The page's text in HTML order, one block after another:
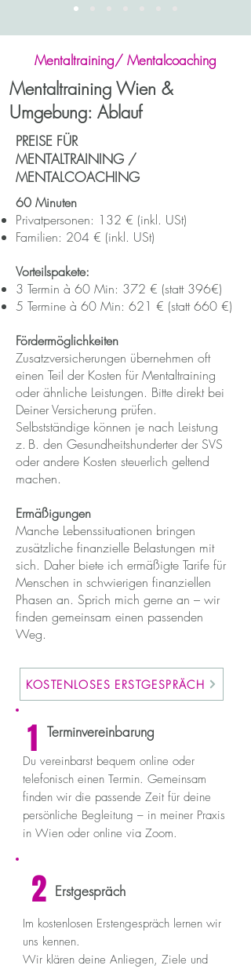
Mentaltraining/ Mentalcoaching
Mentaltraining Wien &
Umgebung: Ablauf
PREISE FÜR
MENTALTRAINING /
MENTALCOACHING
60 Minuten
Privatpersonen: 132 € (inkl. USt)
​Familien: 204 € (inkl. USt)
​Vorteilspakete:
3 Termin à 60 Min: 372 € (statt 396€)
5 Termine à 60 Min: 621 € (statt 660 €)
Fördermöglichkeiten
Zusatzversicherungen übernehmen oft
einen Teil der Kosten für Mentaltraining
oder ähnliche Leistungen. Bitte direkt bei
Deiner Versicherung prüfen.
Selbstständige können je nach Leistung
z. B. den Gesundheitshunderter der SVS
oder andere Kosten steuerlich geltend
machen.
​​Ermäßigungen
Manche Lebenssituationen bringen
zusätzliche finanzielle Belastungen mit
sich. Daher biete ich ermäßigte Tarife für
Menschen in schwierigen finanziellen
Phasen an. Sprich mich gerne an – wir
finden gemeinsam einen passenden
Weg.
KOSTENLOSES ERSTGESPRÄCH
1
Du vereinbarst bequem online oder
telefonisch einen Termin. Gemeinsam
finden wir die passende Zeit für deine
persönliche Begleitung – in meiner Praxis
in Wien oder online via Zoom.
Terminvereinbarung
2 Erstgespräch
Im kostenlosen Erstengespräch lernen wir
uns kennen.
Wir klären deine Anliegen, Ziele und